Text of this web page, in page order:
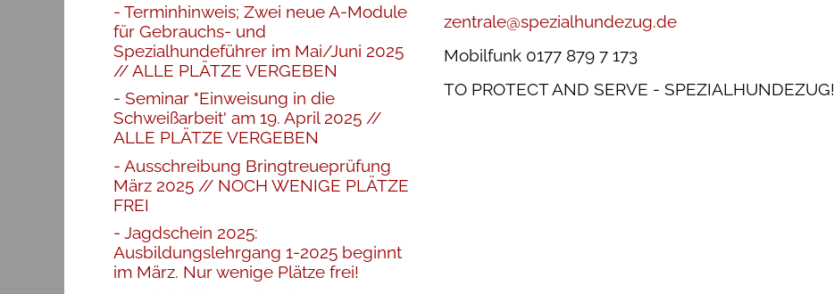
Terminhinweis; Zwei neue A-Module
für Gebrauchs- und
Spezialhundeführer im Mai/Juni 2025
// ALLE PLÄTZE VERGEBEN
Seminar "Einweisung in die
Schweißarbeit' am 19. April 2025 //
ALLE PLÄTZE VERGEBEN
Ausschreibung Bringtreueprüfung
März 2025 // NOCH WENIGE PLÄTZE
FREI
Jagdschein 2025:
Ausbildungslehrgang 1-2025 beginnt
im März. Nur wenige Plätze frei!
zentrale@spezialhundezug.de
Mobilfunk 0177 879 7 173
TO PROTECT AND SERVE - SPEZIALHUNDEZUG!